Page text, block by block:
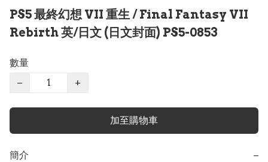
PS5 最終幻想 VII 重生 / Final Fantasy VII
Rebirth 英/日文 (日文封面) PS5-0853
數量
−
+
加至購物車
簡介 −